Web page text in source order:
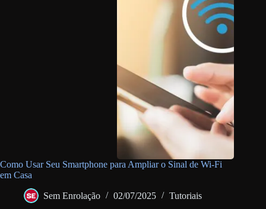
Como Usar Seu Smartphone para Ampliar o Sinal de Wi-Fi
em Casa
Sem Enrolação 02/07/2025 Tutoriais